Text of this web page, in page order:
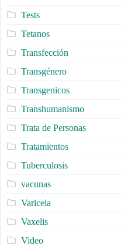
Tests
Tetanos
Transfección
Transgénero
Transgenicos
Transhumanismo
Trata de Personas
Tratamientos
Tuberculosis
vacunas
Varicela
Vaxelis
Video